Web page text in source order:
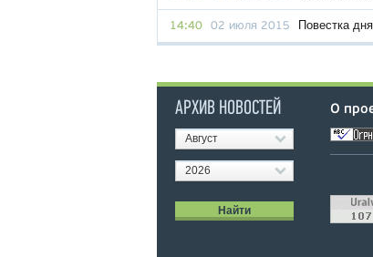
14:40 02 июля 2015 Повестка
АРХИВ НОВОСТЕЙ
Август
2026
О